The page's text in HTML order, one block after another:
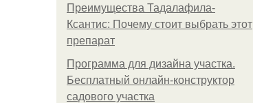
Преимущества Тадалафила-
Ксантис: Почему стоит выбрать этот
препарат
Программа для дизайна участка.
Бесплатный онлайн-конструктор
садового участка